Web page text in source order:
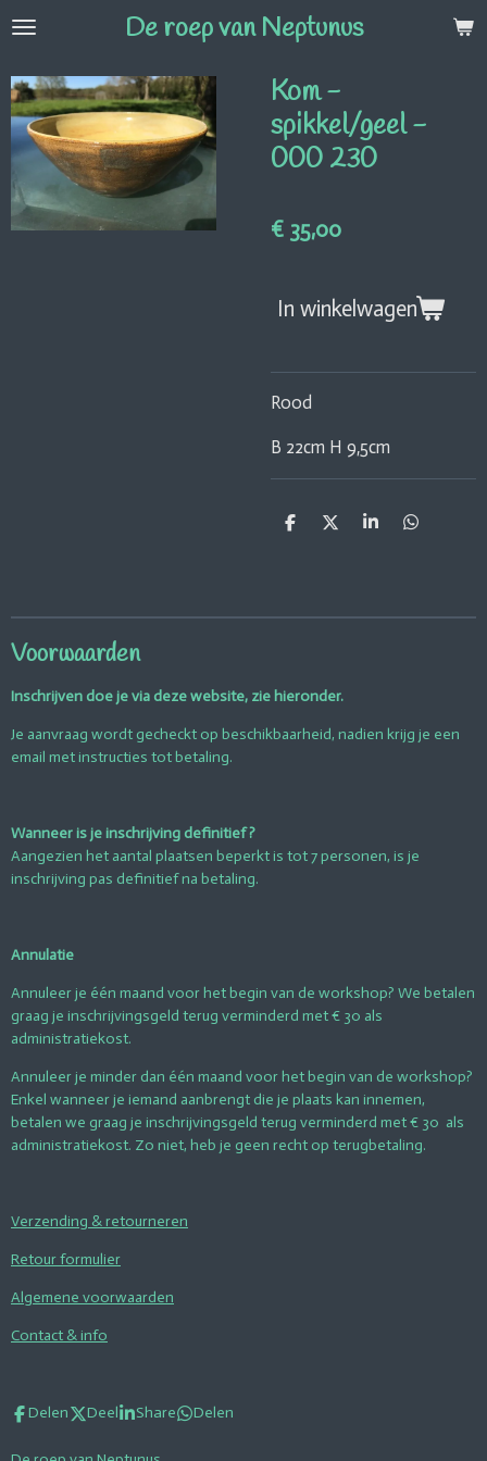
Ga
naar
de
hoofdinhoud
De roep van Neptunus
Kom -
spikkel/geel -
000 230
€ 35,00
In winkelwagen
Rood
B 22cm H 9,5cm
D
D
S
D
Voorwaarden
Inschrijven doe je via deze website, zie hieronder.
Je aanvraag wordt gecheckt op beschikbaarheid, nadien krijg je een
email met instructies tot betaling.
Wanneer is je inschrijving definitief ?
Aangezien het aantal plaatsen beperkt is tot 7 personen, is je
inschrijving pas definitief na betaling.
Annulatie
Annuleer je één maand voor het begin van de workshop? We betalen
graag je inschrijvingsgeld terug verminderd met € 30 als
administratiekost.
Annuleer je minder dan één maand voor het begin van de workshop?
Enkel wanneer je iemand aanbrengt die je plaats kan innemen,
betalen we graag je inschrijvingsgeld terug verminderd met € 30 als
administratiekost. Zo niet, heb je geen recht op terugbetaling.
Verzending & retourneren
Retour formulier
Algemene voorwaarden
Contact & info
Delen Deel Share Delen